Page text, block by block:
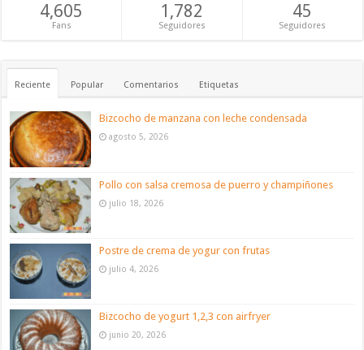
4,605
Fans
1,782
Seguidores
45
Seguidores
Reciente Popular Comentarios Etiquetas
Bizcocho de manzana con leche condensada
agosto 5, 2026
Pollo con salsa cremosa de puerro y champiñones
julio 18, 2026
Postre de crema de yogur con frutas
julio 4, 2026
Bizcocho de yogurt 1,2,3 con airfryer
junio 20, 2026